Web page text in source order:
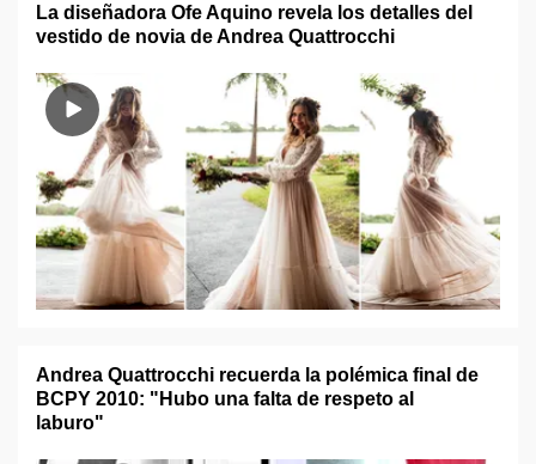
La diseñadora Ofe Aquino revela los detalles del
vestido de novia de Andrea Quattrocchi
Andrea Quattrocchi recuerda la polémica final de
BCPY 2010: "Hubo una falta de respeto al
laburo"